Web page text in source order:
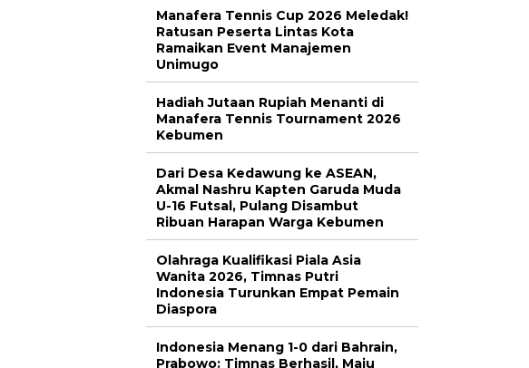
Manafera Tennis Cup 2026 Meledak!
Ratusan Peserta Lintas Kota
Ramaikan Event Manajemen
Unimugo
Hadiah Jutaan Rupiah Menanti di
Manafera Tennis Tournament 2026
Kebumen
Dari Desa Kedawung ke ASEAN,
Akmal Nashru Kapten Garuda Muda
U-16 Futsal, Pulang Disambut
Ribuan Harapan Warga Kebumen
Olahraga Kualifikasi Piala Asia
Wanita 2026, Timnas Putri
Indonesia Turunkan Empat Pemain
Diaspora
Indonesia Menang 1-0 dari Bahrain,
Prabowo: Timnas Berhasil, Maju